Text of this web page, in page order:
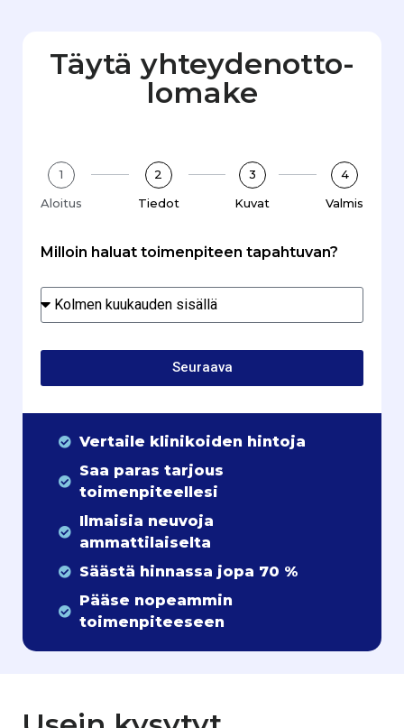
Täytä yhteydenotto­
lomake
1
Aloitus
2
Tiedot
3
Kuvat
4
Valmis
Milloin haluat toimenpiteen tapahtuvan?
Seuraava
Vertaile klinikoiden hintoja
Saa paras tarjous
toimenpiteellesi
Ilmaisia neuvoja
ammattilaiselta
Säästä hinnassa jopa 70 %
Pääse nopeammin
toimenpiteeseen